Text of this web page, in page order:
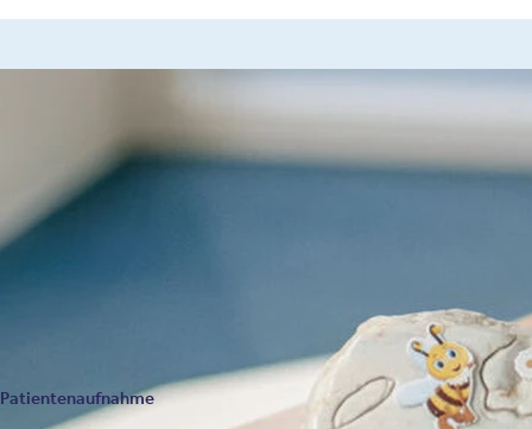
Oberberg Fachklinik Rhein-Jura
Schneckenhalde 13
79713 Bad Säckingen
Tel.07761 - 917 400 7
Zum Routenplaner (Google Maps)
Patientenaufnahme